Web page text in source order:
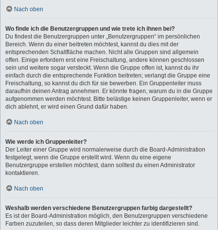
Nach oben
Wo finde ich die Benutzergruppen und wie trete ich ihnen bei?
Du findest die Benutzergruppen unter „Benutzergruppen“ im persönlichen
Bereich. Wenn du einer beitreten möchtest, kannst du dies mit der
entsprechenden Schaltfläche machen. Nicht alle Gruppen sind allgemein
offen. Einige erfordern erst eine Freischaltung, andere können geschlossen
sein und weitere sogar versteckt. Wenn die Gruppe offen ist, kannst du ihr
einfach durch die entsprechende Funktion beitreten; verlangt die Gruppe eine
Freischaltung, so kannst du dich für sie bewerben. Ein Gruppenleiter muss
daraufhin deinen Antrag annehmen. Er könnte fragen, warum du in die Gruppe
aufgenommen werden möchtest. Bitte belästige keinen Gruppenleiter, wenn er
dich ablehnt, er wird einen Grund dafür haben.
Nach oben
Wie werde ich Gruppenleiter?
Der Leiter einer Gruppe wird normalerweise durch die Board-Administration
festgelegt, wenn die Gruppe erstellt wird. Wenn du eine eigene
Benutzergruppe erstellen möchtest, dann solltest du einen Administrator
kontaktieren.
Nach oben
Weshalb werden verschiedene Benutzergruppen farbig dargestellt?
Es ist der Board-Administration möglich, den Benutzergruppen verschiedene
Farben zuzuteilen, so dass deren Mitglieder leichter zu identifizieren sind.